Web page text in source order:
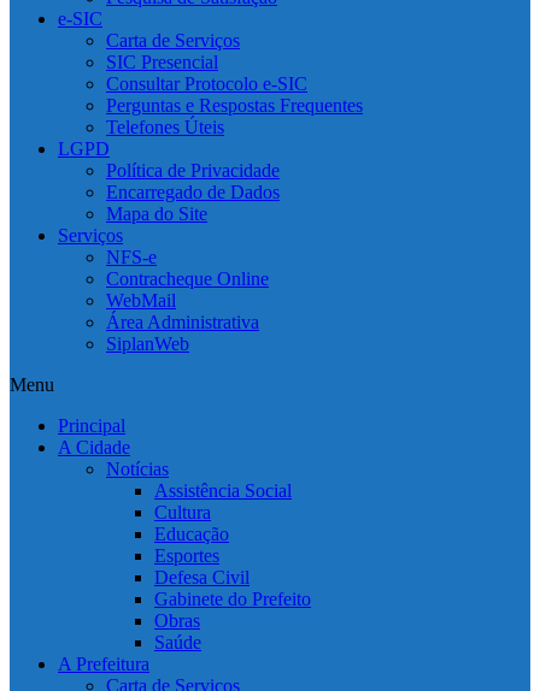
e-SIC
Carta de Serviços
SIC Presencial
Consultar Protocolo e-SIC
Perguntas e Respostas Frequentes
Telefones Úteis
LGPD
Política de Privacidade
Encarregado de Dados
Mapa do Site
Serviços
NFS-e
Contracheque Online
WebMail
Área Administrativa
SiplanWeb
Menu
Principal
A Cidade
Notícias
Assistência Social
Cultura
Educação
Esportes
Defesa Civil
Gabinete do Prefeito
Obras
Saúde
A Prefeitura
Carta de Serviços